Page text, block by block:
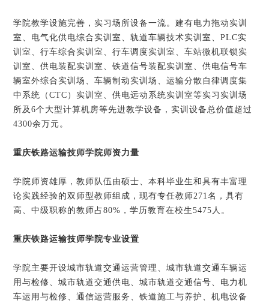
学院教学设施完善，实习场所设备一流。建有电力拖动实训
室、电气化供电综合实训室、轨道车辆技术实训室、PLC实
训室、行车综合实训室、行车调度实训室、车站微机联锁实
训室、供电装配实训室、铁道信号装配实训室、供电信号车
辆室外综合实训场、车辆制动实训场、运输分散自律调度集
中系统（CTC）实训室、供电远动系统实训室等实习实训场
所及6个大型计算机房等先进教学设备，实训设备总价值超过
4300余万元。
重庆铁路运输技师学院师资力量
学院师资雄厚，教师队伍由硕士、本科毕业生和具有丰富理
论实践经验的双师型教师组成，现有专任教师271名，具有
高、中级职称的教师占80%，学历教育在校生5475人。
重庆铁路运输技师学院专业设置
学院主要开设城市轨道交通运营管理、城市轨道交通车辆运
用与检修、城市轨道交通供电、城市轨道交通信号、电力机
车运用与检修、通信运营服务、铁道施工与养护、机电设备